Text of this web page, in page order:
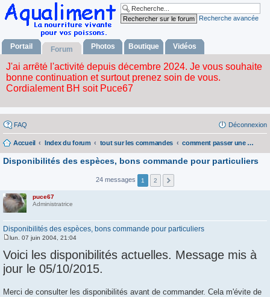
Recherche avancée
Portail Forum Photos Boutique Vidéos
FAQ Déconnexion
Accueil Index du forum tout sur les commandes comment passer une commande ?
Disponibilités des espèces, bons commande pour particuliers
24 messages 1 2
puce67
Administratrice
Disponibilités des espèces, bons commande pour particuliers
e
s
a
lun. 07 juin 2004, 21:04
Voici les disponibilités actuelles. Message mis à
jour le 05/10/2015.
Merci de consulter les disponibilités avant de commander. Cela m'évite de